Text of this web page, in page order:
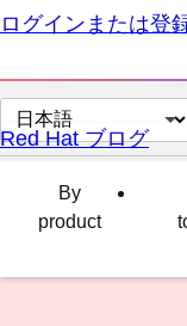
ログインまたは登
ペ
ー
語
Red Hat ブログ
By
product